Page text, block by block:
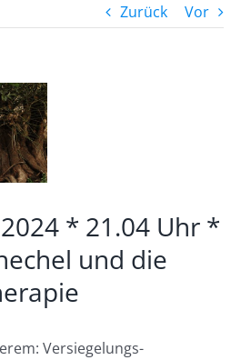
Zurück Vor
* 21.04 Uhr *
und die
Versiegelungs-